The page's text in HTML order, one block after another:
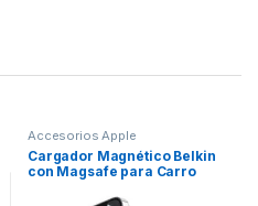
Accesorios Apple
Cargador Magnético Belkin
con Magsafe para Carro